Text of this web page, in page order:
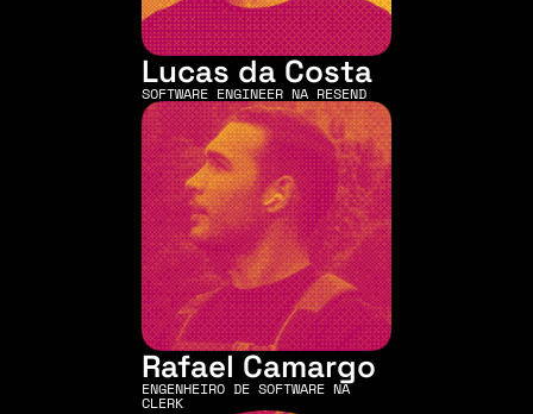
Lucas da Costa
SOFTWARE ENGINEER NA RESEND
Rafael Camargo
ENGENHEIRO DE SOFTWARE NA
CLERK